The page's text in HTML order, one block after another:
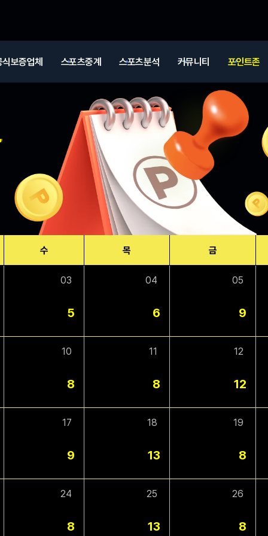
식보증업체 스포츠중계 스포츠분석 커뮤니티 포인트존
수 목 금
03
5
04
6
05
9
10
8
11
8
12
12
17
9
18
13
19
8
24
8
25
13
26
8